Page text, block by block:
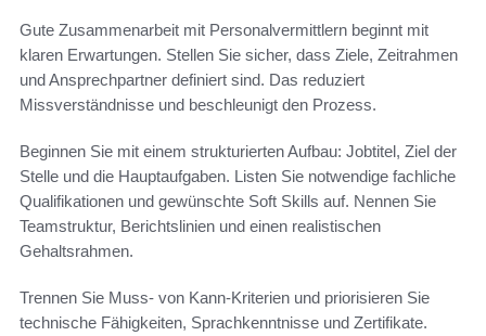
Gute Zusammenarbeit mit Personalvermittlern beginnt mit
klaren Erwartungen. Stellen Sie sicher, dass Ziele, Zeitrahmen
und Ansprechpartner definiert sind. Das reduziert
Missverständnisse und beschleunigt den Prozess.
Beginnen Sie mit einem strukturierten Aufbau: Jobtitel, Ziel der
Stelle und die Hauptaufgaben. Listen Sie notwendige fachliche
Qualifikationen und gewünschte Soft Skills auf. Nennen Sie
Teamstruktur, Berichtslinien und einen realistischen
Gehaltsrahmen.
Trennen Sie Muss- von Kann-Kriterien und priorisieren Sie
technische Fähigkeiten, Sprachkenntnisse und Zertifikate.